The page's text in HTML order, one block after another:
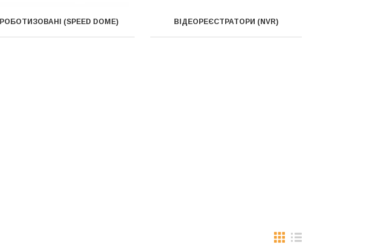
РОБОТИЗОВАНІ (SPEED DOME) ВІДЕОРЕЄСТРАТОРИ (NVR)